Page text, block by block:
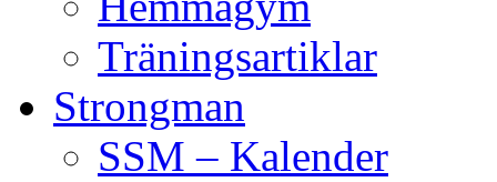
Träningsartiklar
Strongman
SSM – Kalender